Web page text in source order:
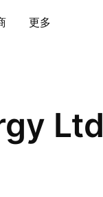
更多
Ltd